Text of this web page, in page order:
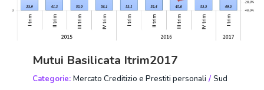
Mutui Basilicata Itrim2017
Categorie: Mercato Creditizio e Prestiti personali / Sud